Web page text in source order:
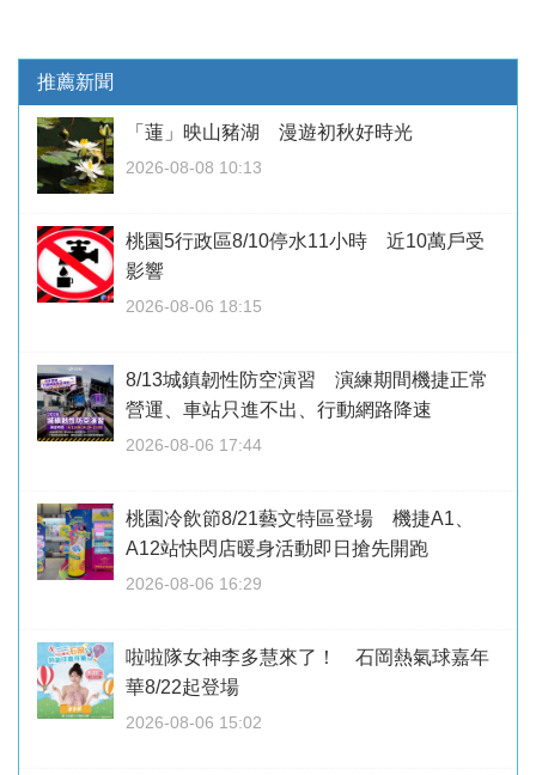
推薦新聞
「蓮」映山豬湖 漫遊初秋好時光
2026-08-08 10:13
桃園5行政區8/10停水11小時 近10萬戶受
影響
2026-08-06 18:15
8/13城鎮韌性防空演習 演練期間機捷正常
營運、車站只進不出、行動網路降速
2026-08-06 17:44
桃園冷飲節8/21藝文特區登場 機捷A1、
A12站快閃店暖身活動即日搶先開跑
2026-08-06 16:29
啦啦隊女神李多慧來了！ 石岡熱氣球嘉年
華8/22起登場
2026-08-06 15:02